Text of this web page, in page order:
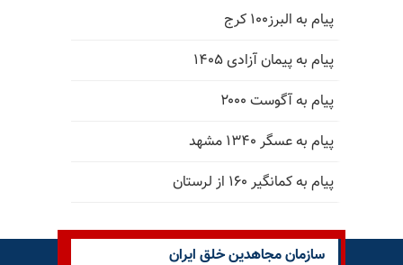
پیام به البرز۱۰۰ کرج
پیام به پیمان آزادی ۱۴۰۵
پیام به آگوست ۲۰۰۰
پیام به عسگر ۱۳۴۰ مشهد
پیام به کمانگیر ۱۶۰ از لرستان
سازمان مجاهدین خلق ایران